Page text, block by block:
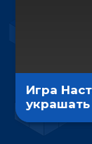
Игра
Дню